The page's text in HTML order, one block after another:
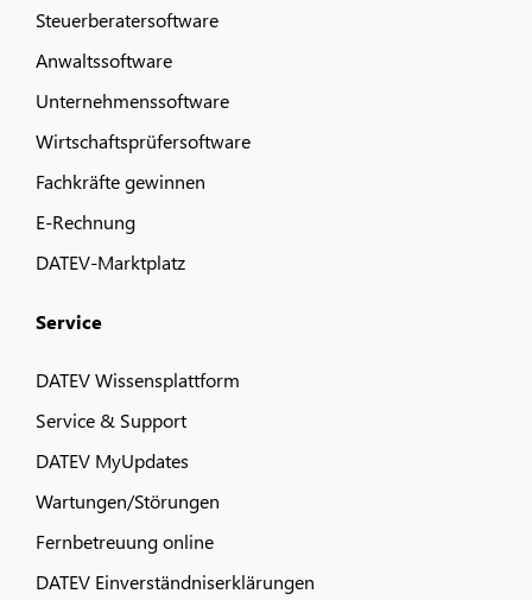
Steuerberatersoftware
Anwaltssoftware
Unternehmenssoftware
Wirtschaftsprüfersoftware
Fachkräfte gewinnen
E-Rechnung
DATEV-Marktplatz
Service
DATEV Wissensplattform
Service & Support
DATEV MyUpdates
Wartungen/Störungen
Fernbetreuung online
DATEV Einverständniserklärungen